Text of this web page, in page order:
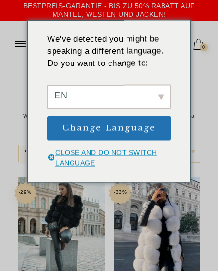
BESTPREIS-GARANTIE - BIS ZU 50% RABATT AUF
MÄNTEL, WESTEN UND JACKEN!
0
Willkommen in der Welt des Genusses und der Raffinesse bei Aria
Moda. Unsere Boutique ist eine Oase...Mehr lesen
FILTER
-29% -33%
We've detected you might be
speaking a different language.
Do you want to change to:
EN
Change Language
CLOSE AND DO NOT SWITCH
LANGUAGE